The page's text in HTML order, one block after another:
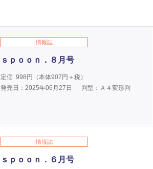
情報誌
ｓｐｏｏｎ．８月号
定価 998円（本体907円＋税）
発売日：2025年06月27日
判型：Ａ４変形判
情報誌
ｓｐｏｏｎ．６月号